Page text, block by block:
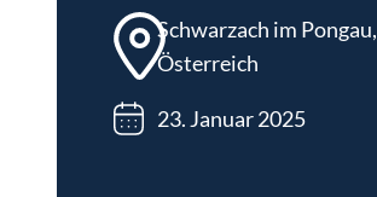
Schwarzach im Pongau,
Österreich
23. Januar 2025